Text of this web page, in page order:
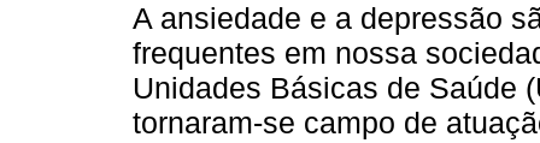
A ansiedade e a depressão
frequentes em nossa
Unidades Básicas de Saúde
tornaram-se campo de